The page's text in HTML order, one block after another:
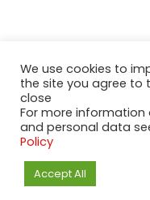
2020-2023
We use cookies to
the site you agree to
close
For more
and personal data
Policy
Accept All